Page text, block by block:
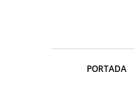
PORTADA